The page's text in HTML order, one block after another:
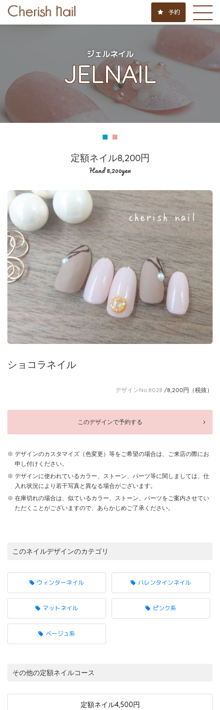
予約
ジェルネイル
JELNAIL
定額ネイル8,200円
Hand 8,200yen
ショコラネイル
デザインNo.8028 /8,200円（税抜）
このデザインで予約する
デザインのカスタマイズ（色変更）等をご希望の場合は、ご来店の際にお
申し付けください。
デザインに使われているカラー、ストーン、パーツ等に関しましては、仕
入れ状況により若干写真と異なる場合がございます。
在庫切れの場合は、似ているカラー、ストーン、パーツをご案内させてい
ただくことがございますので、あらかじめご了承ください。
このネイルデザインのカテゴリ
ウィンターネイル バレンタインネイル
マットネイル ピンク系
ベージュ系
その他の定額ネイルコース
定額ネイル4,500円